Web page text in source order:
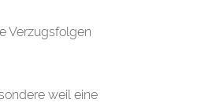
Verzugsfolgen
weil eine